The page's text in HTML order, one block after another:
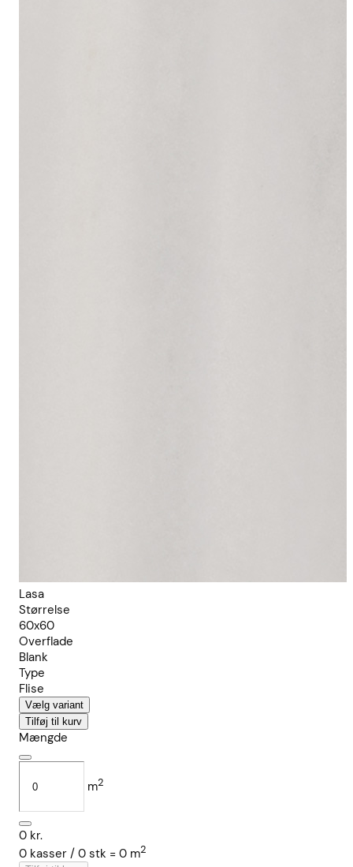
Lasa
Størrelse
60x60
Overflade
Blank
Type
Flise
Vælg variant
Tilføj til kurv
Mængde
m2
0 kr.
0 kasser / 0 stk = 0 m2